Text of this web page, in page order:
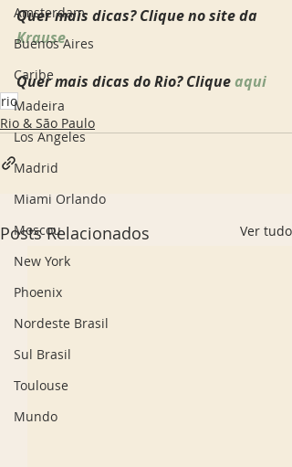
Amsterdam
Buenos Aires
Caribe
Madeira
Los Angeles
Madrid
Miami Orlando
Moscou
New York
Phoenix
Nordeste Brasil
Sul Brasil
Toulouse
Mundo
Quer mais dicas? Clique no site da
Krause
Quer mais dicas do Rio? Clique aqui
rio
Rio & São Paulo
Posts Relacionados Ver tudo